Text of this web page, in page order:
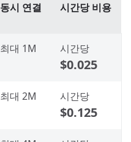
동시 연결 시간당 비용
최대 1M 시간당
$0.025
최대 2M 시간당
$0.125